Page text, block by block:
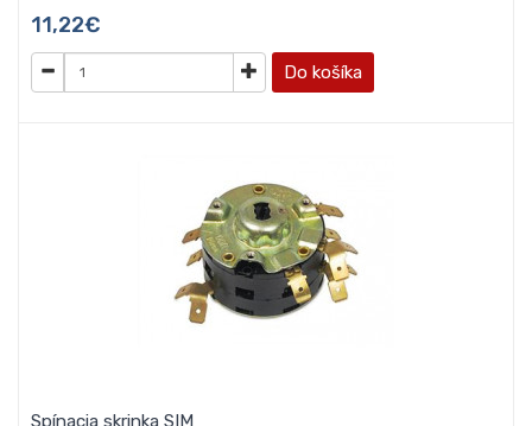
11,22€
Do košíka
Spínacia skrinka SIM